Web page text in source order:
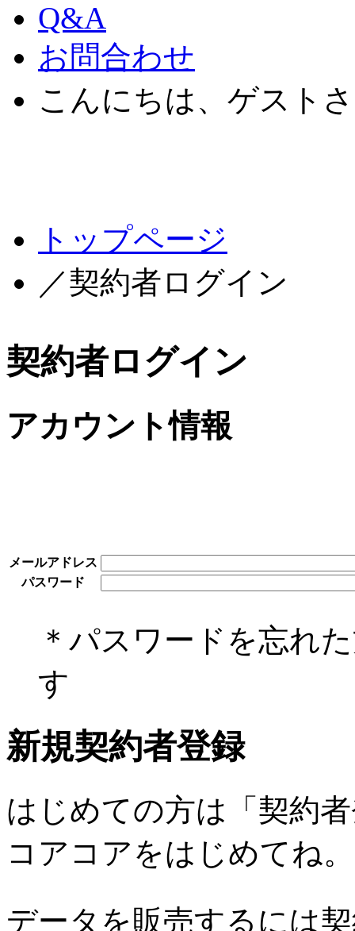
Q&A
お問合わせ
こんにちは、ゲスト
トップページ
／契約者ログイン
契約者ログイン
アカウント情報
メールアドレス
パスワード
＊パスワードを忘れ
す
新規契約者登録
はじめての方は「契約
コアコアをはじめてね。
データを販売するには